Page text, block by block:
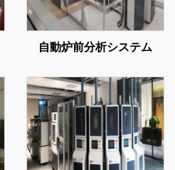
自動炉前分析システム